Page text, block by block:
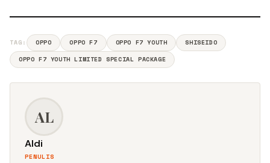
TAG: OPPO OPPO F7 OPPO F7 YOUTH
SHISEIDO
OPPO F7 YOUTH LIMITED SPECIAL PACKAGE
AL
Aldi
PENULIS